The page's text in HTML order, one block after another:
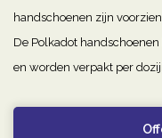
handschoenen zijn
De Polkadot
en worden verpakt per